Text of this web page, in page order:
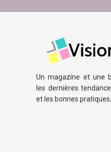
Un magazine et une
les dernières
et les bonnes pratiques.